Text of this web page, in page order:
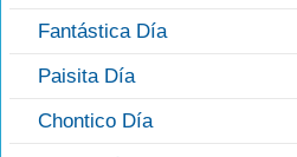
Fantástica Día
Paisita Día
Chontico Día